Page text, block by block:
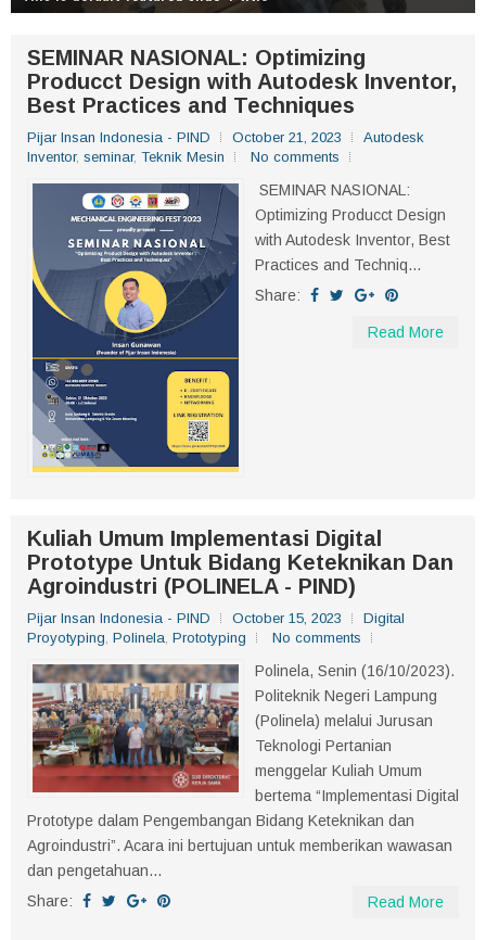
SEMINAR NASIONAL: Optimizing
Producct Design with Autodesk Inventor,
Best Practices and Techniques
Pijar Insan Indonesia - PIND October 21, 2023
Autodesk
Inventor, seminar, Teknik Mesin No comments
SEMINAR NASIONAL:
Optimizing Producct Design
with Autodesk Inventor, Best
Practices and Techniq...
Share:
Read More
Kuliah Umum Implementasi Digital
Prototype Untuk Bidang Keteknikan Dan
Agroindustri (POLINELA - PIND)
Pijar Insan Indonesia - PIND October 15, 2023
Digital
Proyotyping, Polinela, Prototyping No comments
Polinela, Senin (16/10/2023).
Politeknik Negeri Lampung
(Polinela) melalui Jurusan
Teknologi Pertanian
menggelar Kuliah Umum
bertema “Implementasi Digital
Prototype dalam Pengembangan Bidang Keteknikan dan
Agroindustri”. Acara ini bertujuan untuk memberikan wawasan
dan pengetahuan...
Share:
Read More